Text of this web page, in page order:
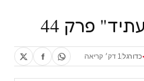
פרק 44
כדורגל 1 דק׳ קריאה